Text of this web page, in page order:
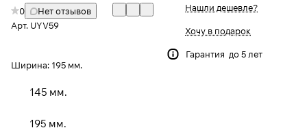
0
Нет отзывов
Арт. UYV59
Ширина: 195 мм.
145 мм.
195 мм.
Нашли дешевле?
Хочу в подарок
Гарантия до 5 лет